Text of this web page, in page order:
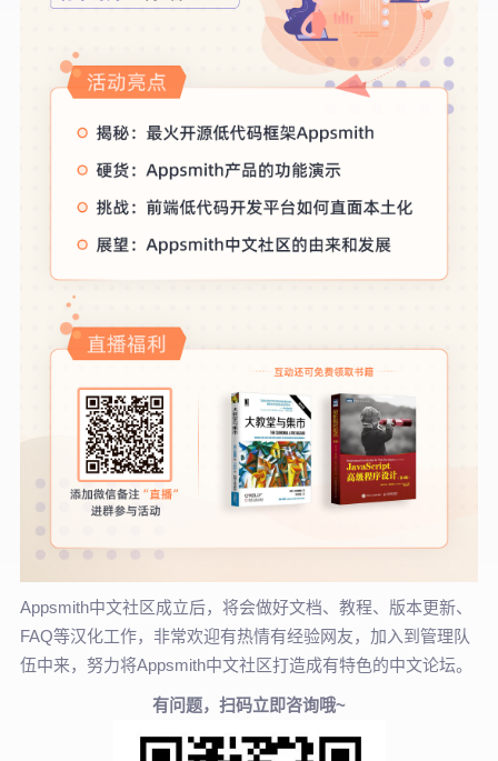
Appsmith中文社区成立后，将会做好文档、教程、版本更新、
FAQ等汉化工作，非常欢迎有热情有经验网友，加入到管理队
伍中来，努力将Appsmith中文社区打造成有特色的中文论坛。
有问题，扫码立即咨询哦~